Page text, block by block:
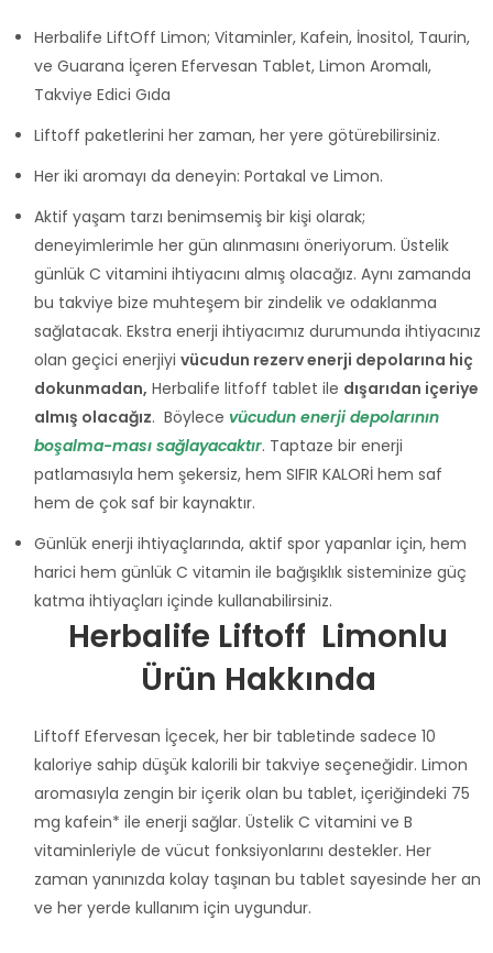
Herbalife LiftOff Limon; Vitaminler, Kafein, İnositol, Taurin,
ve Guarana İçeren Efervesan Tablet, Limon Aromalı,
Takviye Edici Gıda
Liftoff paketlerini her zaman, her yere götürebilirsiniz.
Her iki aromayı da deneyin: Portakal ve Limon.
Aktif yaşam tarzı benimsemiş bir kişi olarak;
deneyimlerimle her gün alınmasını öneriyorum. Üstelik
günlük C vitamini ihtiyacını almış olacağız. Aynı zamanda
bu takviye bize muhteşem bir zindelik ve odaklanma
sağlatacak. Ekstra enerji ihtiyacımız durumunda ihtiyacınız
olan geçici enerjiyi vücudun rezerv enerji depolarına hiç
dokunmadan, Herbalife litfoff tablet ile dışarıdan içeriye
almış olacağız. Böylece vücudun enerji depolarının
boşalma-ması sağlayacaktır. Taptaze bir enerji
patlamasıyla hem şekersiz, hem SIFIR KALORİ hem saf
hem de çok saf bir kaynaktır.
Günlük enerji ihtiyaçlarında, aktif spor yapanlar için, hem
harici hem günlük C vitamin ile bağışıklık sisteminize güç
katma ihtiyaçları içinde kullanabilirsiniz.
Herbalife Liftoff Limonlu
Ürün Hakkında
Liftoff Efervesan İçecek, her bir tabletinde sadece 10
kaloriye sahip düşük kalorili bir takviye seçeneğidir. Limon
aromasıyla zengin bir içerik olan bu tablet, içeriğindeki 75
mg kafein* ile enerji sağlar. Üstelik C vitamini ve B
vitaminleriyle de vücut fonksiyonlarını destekler. Her
zaman yanınızda kolay taşınan bu tablet sayesinde her an
ve her yerde kullanım için uygundur.